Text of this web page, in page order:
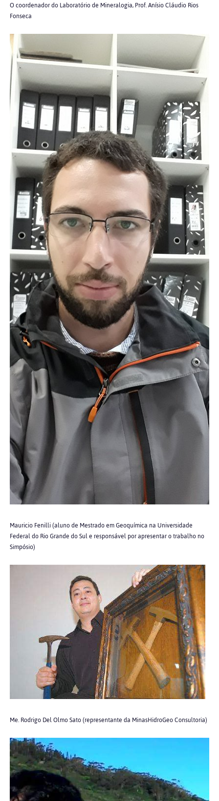
O coordenador do Laboratório de Mineralogia, Prof. Anísio Cláudio Rios
Fonseca
Mauricio Fenilli (aluno de Mestrado em Geoquímica na Universidade
Federal do Rio Grande do Sul e responsável por apresentar o trabalho no
Simpósio)
Me. Rodrigo Del Olmo Sato (representante da MinasHidroGeo Consultoria)